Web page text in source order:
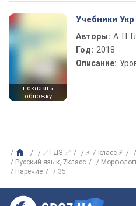
показать
обложку
Учебники
Авторы: А. П.
Год: 2018
Описание:
✅ ГДЗ ✅ ⚡ 7 класс ⚡
Русский язык, 7класс
Наречие
35